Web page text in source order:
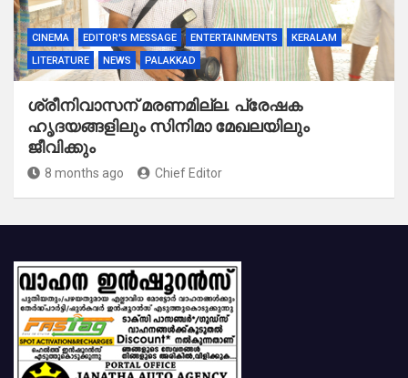
CINEMA EDITOR'S MESSAGE ENTERTAINMENTS
KERALAM
LITERATURE
NEWS PALAKKAD
ശ്രീനിവാസന് മരണമില്ല. പ്രേഷക
ഹൃദയങ്ങളിലും സിനിമാ മേഖലയിലും
ജീവിക്കും
8 months ago Chief Editor